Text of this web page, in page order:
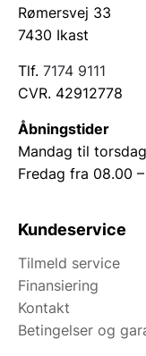
Rømersvej 33
7430 Ikast
Tlf. 7174 9111
CVR. 42912778
Åbningstider
Mandag til
Fredag fra 08.00
Kundeservice
Tilmeld service
Finansiering
Kontakt
Betingelser og